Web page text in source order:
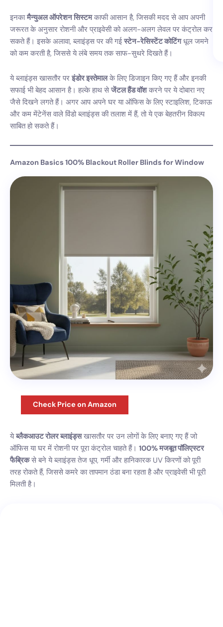
इनकामैन्युअल ऑपरेशन सिस्टमकाफी आसान है, जिसकी मदद से आप अपनी
जरूरत के अनुसार रोशनी और प्राइवेसी को अलग-अलग लेवल पर कंट्रोल कर
सकते हैं। इसके अलावा, ब्लाइंड्स पर की गई स्टेन-रेसिस्टेंट कोटिंगधूल जमने
को कम करती है, जिससे ये लंबे समय तक साफ-सुथरे दिखते हैं।
ये ब्लाइंड्स खासतौर पर इंडोर इस्तेमालके लिए डिजाइन किए गए हैं और इनकी
सफाई भी बेहद आसान है। हल्के हाथ से जेंटल हैंड वॉशकरने पर ये दोबारा नए
जैसे दिखने लगते हैं। अगर आप अपने घर या ऑफिस के लिए स्टाइलिश, टिकाऊ
और कम मेंटेनेंस वाले विंडो ब्लाइंड्स की तलाश में हैं, तो ये एक बेहतरीन विकल्प
साबित हो सकते हैं।
Amazon Basics 100% Blackout Roller Blinds for Window
Check Price on Amazon
येब्लैकआउट रोलर ब्लाइंड्सखासतौर पर उन लोगों के लिए बनाए गए हैं जो
ऑफिस या घर में रोशनी पर पूरा कंट्रोल चाहते हैं। 100% मजबूत पॉलिएस्टर
फैब्रिकसे बने ये ब्लाइंड्स तेज धूप, गर्मी और हानिकारक UV किरणों को पूरी
तरह रोकते हैं, जिससे कमरे का तापमान ठंडा बना रहता है और प्राइवेसी भी पूरी
मिलती है।